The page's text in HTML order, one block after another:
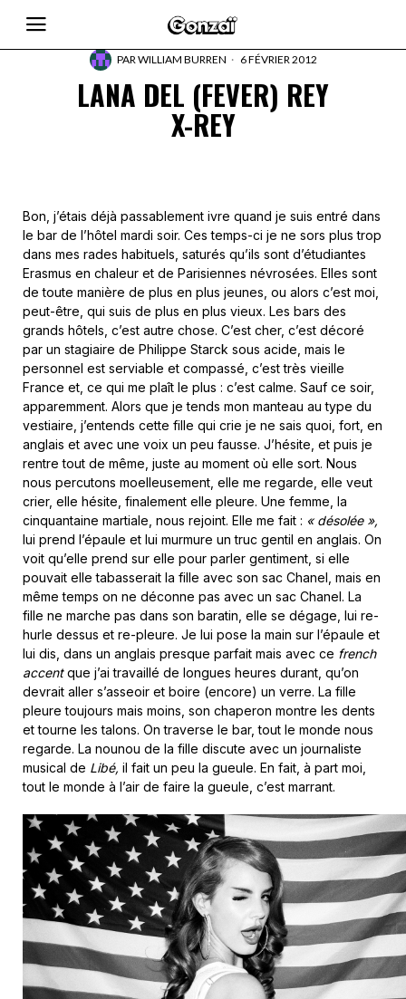
PARWILLIAM BURREN 6 FÉVRIER 2012
LANA DEL (FEVER) REY
X-REY
Bon, j’étais déjà passablement ivre quand je suis entré dans
le bar de l’hôtel mardi soir. Ces temps-ci je ne sors plus trop
dans mes rades habituels, saturés qu’ils sont d’étudiantes
Erasmus en chaleur et de Parisiennes névrosées. Elles sont
de toute manière de plus en plus jeunes, ou alors c’est moi,
peut-être, qui suis de plus en plus vieux. Les bars des
grands hôtels, c’est autre chose. C’est cher, c’est décoré
par un stagiaire de Philippe Starck sous acide, mais le
personnel est serviable et compassé, c’est très vieille
France et, ce qui me plaît le plus : c’est calme. Sauf ce soir,
apparemment. Alors que je tends mon manteau au type du
vestiaire, j’entends cette fille qui crie je ne sais quoi, fort, en
anglais et avec une voix un peu fausse. J’hésite, et puis je
rentre tout de même, juste au moment où elle sort. Nous
nous percutons moelleusement, elle me regarde, elle veut
crier, elle hésite, finalement elle pleure. Une femme, la
cinquantaine martiale, nous rejoint. Elle me fait : « désolée »,
lui prend l’épaule et lui murmure un truc gentil en anglais. On
voit qu’elle prend sur elle pour parler gentiment, si elle
pouvait elle tabasserait la fille avec son sac Chanel, mais en
même temps on ne déconne pas avec un sac Chanel. La
fille ne marche pas dans son baratin, elle se dégage, lui re-
hurle dessus et re-pleure. Je lui pose la main sur l’épaule et
lui dis, dans un anglais presque parfait mais avec ce french
accentque j’ai travaillé de longues heures durant, qu’on
devrait aller s’asseoir et boire (encore) un verre. La fille
pleure toujours mais moins, son chaperon montre les dents
et tourne les talons. On traverse le bar, tout le monde nous
regarde. La nounou de la fille discute avec un journaliste
musical de Libé, il fait un peu la gueule. En fait, à part moi,
tout le monde à l’air de faire la gueule, c’est marrant.